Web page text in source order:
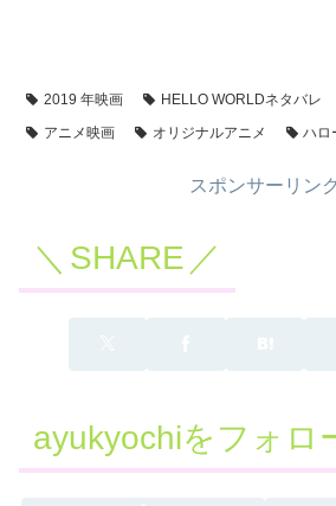
2019 年映画 HELLO WORLDネタバレ
アニメ映画
オリジナルアニメ ハロ
スポンサーリンク
SHARE
ayukyochiをフォロ